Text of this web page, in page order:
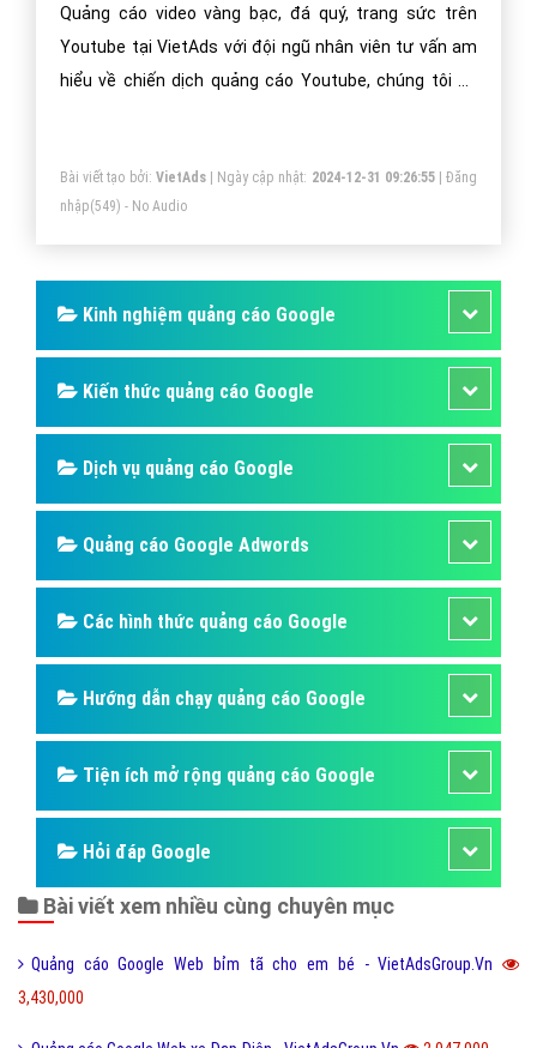
Quảng cáo video vàng bạc, đá quý, trang sức trên
Youtube tại VietAds với đội ngũ nhân viên tư vấn am
hiểu về chiến dịch quảng cáo Youtube, chúng tôi sẽ
Youtube của mình.
Bài viết tạo bởi: VietAds| Ngày cập nhật: 2024-12-31 09:26:55|Đăng
nhập(549) - No Audio
Kinh nghiệm quảng cáo Google
Kiến thức quảng cáo Google
Dịch vụ quảng cáo Google
Quảng cáo Google Adwords
Các hình thức quảng cáo Google
Hướng dẫn chạy quảng cáo Google
Tiện ích mở rộng quảng cáo Google
Hỏi đáp Google
Bài viết xem nhiều cùng chuyên mục
Quảng cáo Google Web bỉm tã cho em bé - VietAdsGroup.Vn
3,430,000